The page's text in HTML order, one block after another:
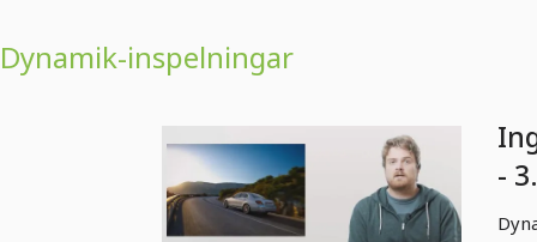
Dynamik-inspelningar
-